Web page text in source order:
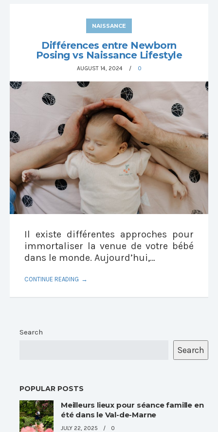
NAISSANCE
Différences entre Newborn
Posing vs Naissance Lifestyle
AUGUST 14, 2024 0
Il existe différentes approches pour
immortaliser la venue de votre bébé
dans le monde. Aujourd’hui,…
CONTINUE READING
Search
Search
POPULAR POSTS
Meilleurs lieux pour séance famille en
été dans le Val-de-Marne
JULY 22, 2025 0